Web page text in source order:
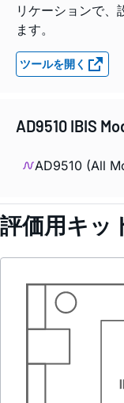
リケーションで、
ます。
ツールを開く
AD9510 IBIS
AD9510 (All
評価用キッ